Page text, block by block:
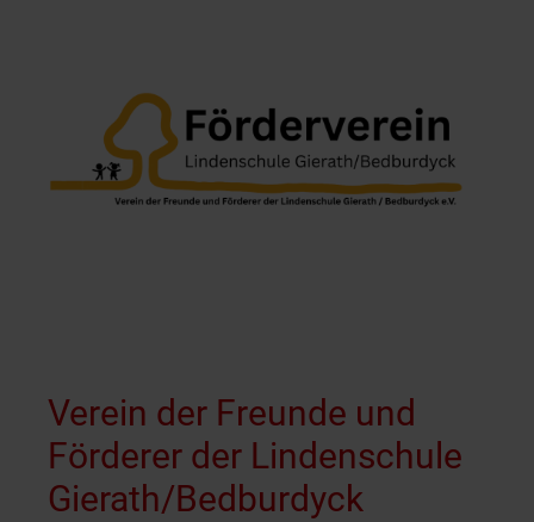
Verein der Freunde und
Förderer der Lindenschule
Gierath/Bedburdyck